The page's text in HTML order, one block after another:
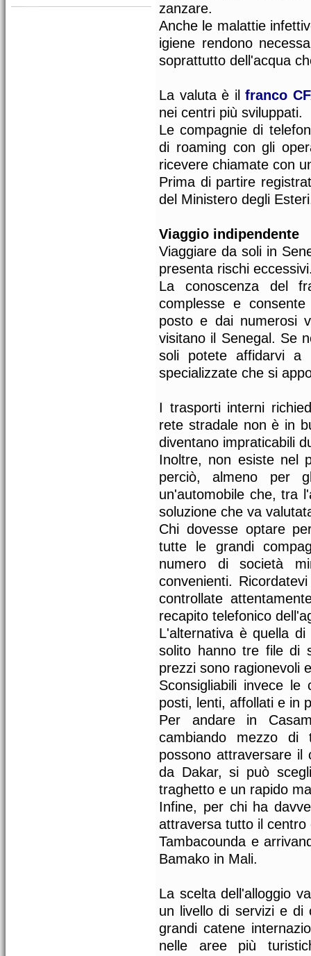
zanzare.
Anche le malattie
igiene rendono
soprattutto dell'acqua
La valuta è ilfranco
nei centri più sviluppati.
Le compagnie di
di roaming con gli
ricevere chiamate con
Prima di partire
del Ministero degli
Viaggio indipendente
Viaggiare da soli in
presenta rischi
La conoscenza del
complesse e
posto e dai numerosi
visitano il Senegal. Se
soli potete affidarvi a
specializzate che si
I trasporti interni
rete stradale non è in
diventano impraticabili
Inoltre, non esiste nel
perciò, almeno per
un'automobile che, tra
soluzione che va
Chi dovesse optare
tutte le grandi
numero di società
convenienti.
controllate
recapito telefonico
L'alternativa è quella
solito hanno tre file di
prezzi sono ragionevoli
Sconsigliabili invece
posti, lenti, affollati e in
Per andare in
cambiando mezzo di
possono attraversare il
da Dakar, si può
traghetto e un rapido
Infine, per chi ha
attraversa tutto il centro
Tambacounda e
Bamako in Mali.
La scelta dell'alloggio
un livello di servizi e di
grandi catene
nelle aree più